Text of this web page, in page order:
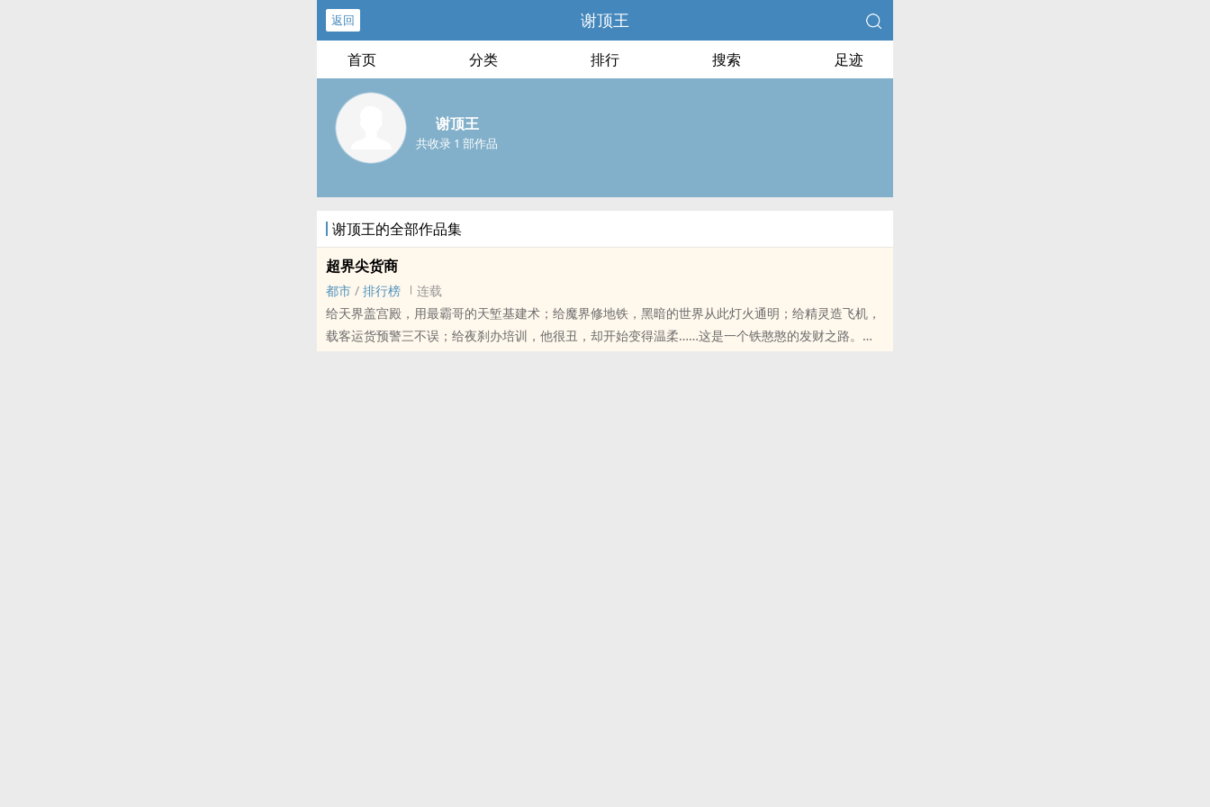
返回 谢顶王
首页 分类 排行 搜索 足迹
谢顶王
共收录 1 部作品
谢顶王的全部作品集
超界尖货商
都市 / 排行榜
连载
给天界盖宫殿，用最霸哥的天堑基建术；给魔界修地铁，黑暗的世界从此灯火通明；给精灵造飞机，
载客运货预警三不误；给夜刹办培训，他很丑，却开始变得温柔……这是一个铁憨憨的发财之路。